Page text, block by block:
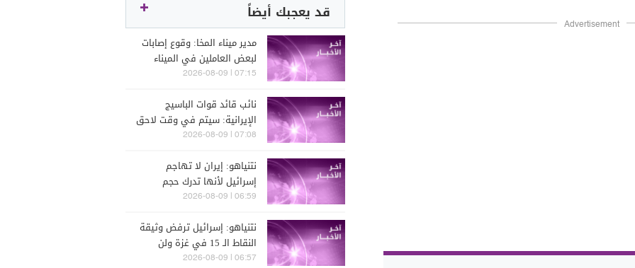
Advertisement
قد يعجبك أيضاً
مدير ميناء المخا: وقوع إصابات
لبعض العاملين في الميناء
جراء القصف الحوثي
07:15 | 2026-08-09
نائب قائد قوات الباسيج
الإيرانية: سيتم في وقت لاحق
نشر لقطات لمجتبى خامنئي
اجتماعات مع القادة
07:08 | 2026-08-09
نتنياهو: إيران لا تهاجم
إسرائيل لأنها تدرك حجم
الضربة القوية التي سنوجهها
06:59 | 2026-08-09
نتنياهو: إسرائيل ترفض وثيقة
النقاط الـ 15 في غزة ولن
يكون هناك أي انسحاب من
06:57 | 2026-08-09